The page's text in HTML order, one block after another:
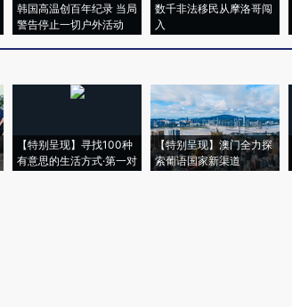
韩国高温创百年纪录 当局
警告停止一切户外活动
数千非法移民从摩洛哥闯
入
【特别呈现】寻找100种
有意思的生活方式·第一对
【特别呈现】澳门全力探
索葡语国家新渠道